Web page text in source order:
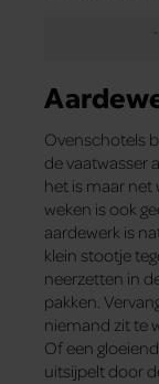
Ovenschotels
de vaatwasser
het is maar net
weken is ook
aardewerk is
klein stootje
neerzetten in
pakken.
niemand zit te
Of een
uitsijpelt door